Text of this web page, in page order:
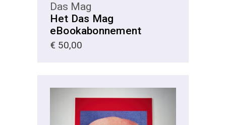
Das Mag
Het Das Mag
eBookabonnement
€ 50,00